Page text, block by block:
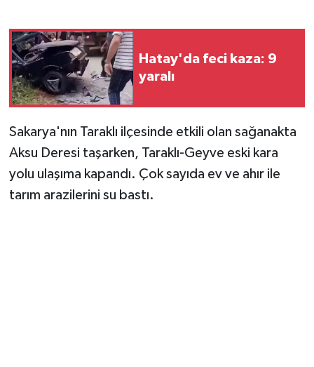
Hatay'da feci kaza: 9
yaralı
Sakarya'nın Taraklı ilçesinde etkili olan sağanakta
Aksu Deresi taşarken, Taraklı-Geyve eski kara
yolu ulaşıma kapandı. Çok sayıda ev ve ahır ile
tarım arazilerini su bastı.